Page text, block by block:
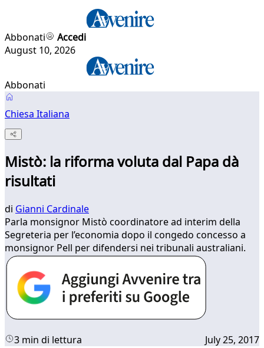
Abbonati
Accedi
August 10, 2026
Abbonati
Chiesa Italiana
Mistò: la riforma voluta dal Papa dà
risultati
di Gianni Cardinale
Parla monsignor Mistò coordinatore ad interim della
Segreteria per l’economia dopo il congedo concesso a
monsignor Pell per difendersi nei tribunali australiani.
3 min di lettura July 25, 2017